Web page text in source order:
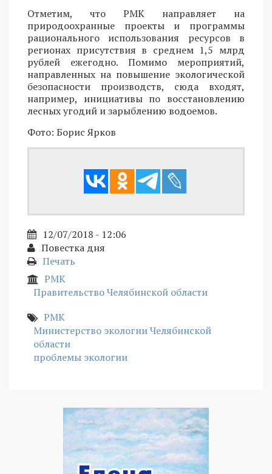
Отметим, что РМК направляет на
природоохранные проекты и программы
рационального использования ресурсов в
регионах присутствия в среднем 1,5 млрд
рублей ежегодно. Помимо мероприятий,
направленных на повышение экологической
безопасности производств, сюда входят,
например, инициативы по восстановлению
лесных угодий и зарыблению водоемов.
Фото: Борис Ярков
12/07/2018 - 12:06
Повестка дня
Печать
РМК
Правительство Челябинской области
РМК
Министерство экологии Челябинской
области
проблемы экологии